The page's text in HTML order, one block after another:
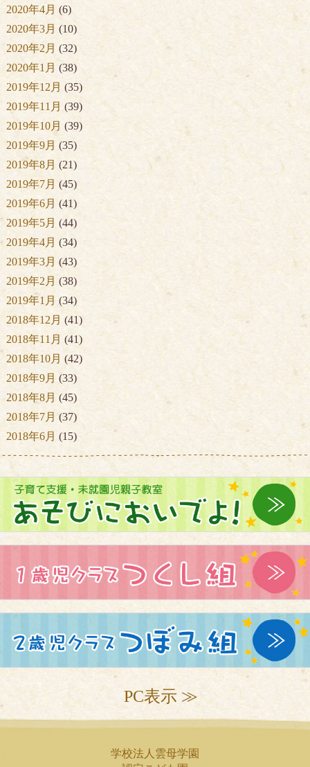
2020年4月 (6)
2020年3月 (10)
2020年2月 (32)
2020年1月 (38)
2019年12月 (35)
2019年11月 (39)
2019年10月 (39)
2019年9月 (35)
2019年8月 (21)
2019年7月 (45)
2019年6月 (41)
2019年5月 (44)
2019年4月 (34)
2019年3月 (43)
2019年2月 (38)
2019年1月 (34)
2018年12月 (41)
2018年11月 (41)
2018年10月 (42)
2018年9月 (33)
2018年8月 (45)
2018年7月 (37)
2018年6月 (15)
PC表示 ≫
学校法人雲母学園